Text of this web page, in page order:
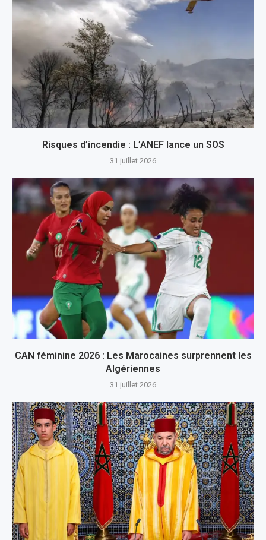
Risques d’incendie : L’ANEF lance un SOS
31 juillet 2026
CAN féminine 2026 : Les Marocaines surprennent les
Algériennes
31 juillet 2026